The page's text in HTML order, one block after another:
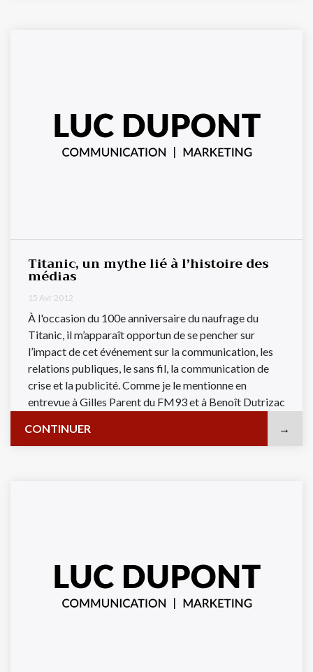
Titanic, un mythe lié à l’histoire des
médias
15 Avr 2012
À l'occasion du 100e anniversaire du naufrage du
Titanic, il m’apparaît opportun de se pencher sur
l’impact de cet événement sur la communication, les
relations publiques, le sans fil, la communication de
crise et la publicité. Comme je le mentionne en
entrevue à Gilles Parent du FM93 et à Benoît Dutrizac
CONTINUER